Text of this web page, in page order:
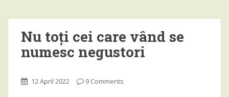
Nu toți cei care vând se
numesc negustori
12 April 2022 9 Comments